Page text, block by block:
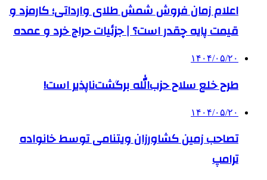
اعلام زمان فروش شمش طلای وارداتی؛ کارمزد و
قیمت پایه چقدر است؟ | جزئیات حراج خرد و عمده
۱۴۰۴/۰۵/۲۰
طرح خلع سلاح حزب‌الله برگشت‌ناپذیر است!
۱۴۰۴/۰۵/۲۰
تصاحب زمین کشاورزان ویتنامی توسط خانواده
ترامپ